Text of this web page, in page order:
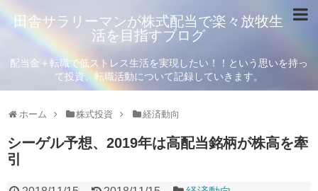
田舎サラリーマンが株式配当で楽々放牧生
活を目指すブログ
配当金＋転職で低ストレス生活を実現したい！！という思いを持っ
て投資、転職活動について記録していきます。
ホーム 株式投資 経済動向
シーゲル予想、2019年は高配当銘柄が株高を牽
引